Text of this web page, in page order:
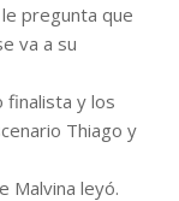
pregunta que
va a su
finalista y los
Thiago y
Malvina leyó.